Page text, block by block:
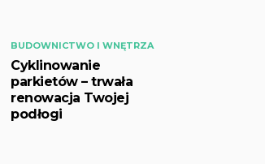
BUDOWNICTWO I WNĘTRZA
Cyklinowanie
parkietów – trwała
renowacja Twojej
podłogi